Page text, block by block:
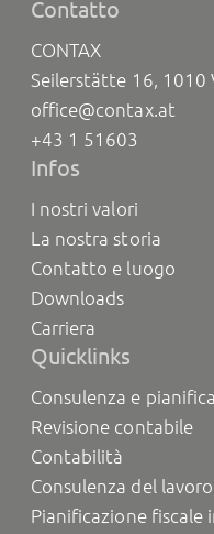
Contatto
CONTAX
Seilerstätte 16, 1010
office@contax.at
+43 1 51603
Infos
I nostri valori
La nostra storia
Contatto e luogo
Downloads
Carriera
Quicklinks
Consulenza e
Revisione contabile
Contabilità
Consulenza del
Pianificazione fiscale